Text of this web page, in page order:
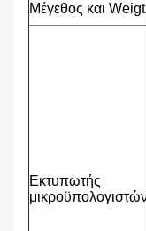
Μέγεθος και Weigt
Εκτυπωτής